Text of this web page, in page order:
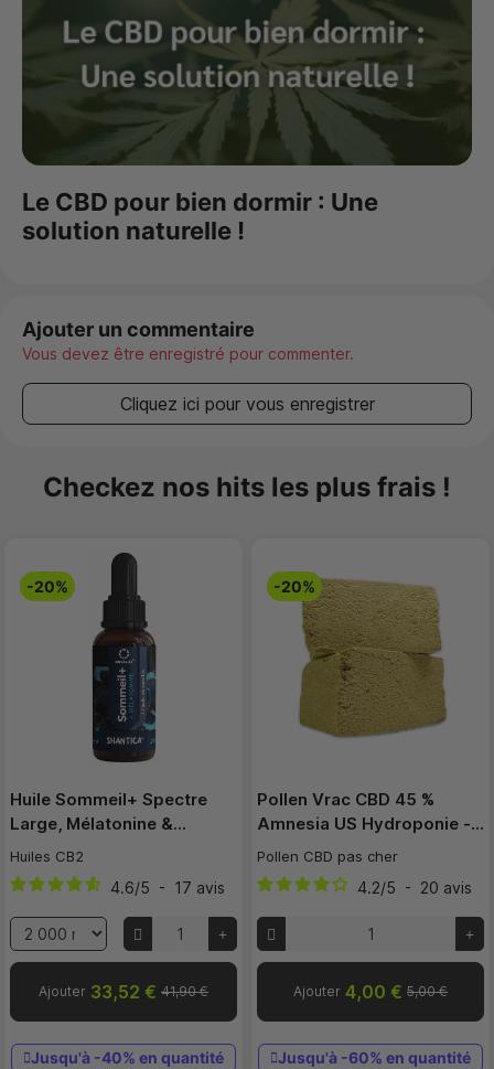
Le CBD pour bien dormir : Une
solution naturelle !
Ajouter un commentaire
Vous devez être enregistré pour commenter.
Cliquez ici pour vous enregistrer
Checkez nos hits les plus frais !
-20%
Huile Sommeil+ Spectre
Large, Mélatonine &…
Huiles CB2
4.6/5 - 17 avis
Ajouter 33,52 € 41,90 €
Jusqu'à -40% en quantité
-20%
Pollen Vrac CBD 45 %
Amnesia US Hydroponie -…
Pollen CBD pas cher
4.2/5 - 20 avis
Ajouter 4,00 € 5,00 €
Jusqu'à -60% en quantité